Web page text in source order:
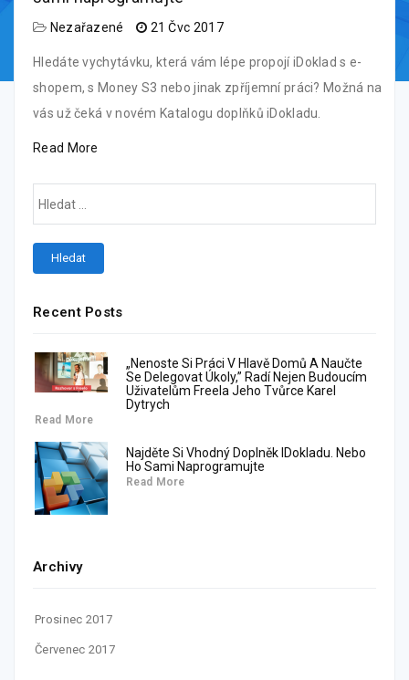
Nezařazené 21 Čvc 2017
Hledáte vychytávku, která vám lépe propojí iDoklad s e-
shopem, s Money S3 nebo jinak zpříjemní práci? Možná na
vás už čeká v novém Katalogu doplňků iDokladu.
Read More
Recent Posts
„Nenoste Si Práci V Hlavě Domů A Naučte
Se Delegovat Úkoly,” Radí Nejen Budoucím
Uživatelům Freela Jeho Tvůrce Karel
Dytrych
Read More
Najděte Si Vhodný Doplněk IDokladu. Nebo
Ho Sami Naprogramujte
Read More
Archivy
Prosinec 2017
Červenec 2017